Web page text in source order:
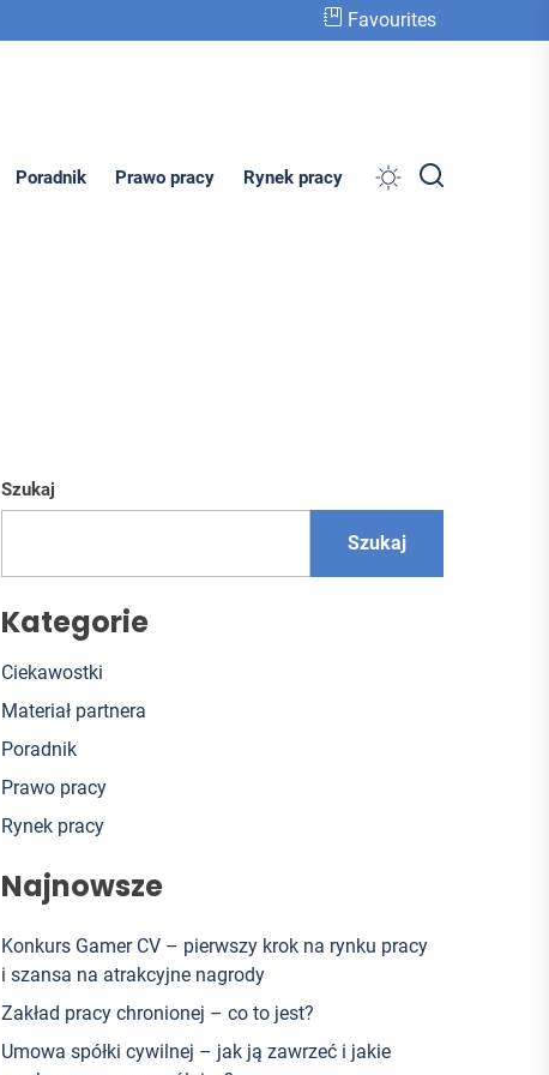
Favourites
Poradnik Prawo pracy Rynek pracy Search
Szukaj
Szukaj
Kategorie
Ciekawostki
Materiał partnera
Poradnik
Prawo pracy
Rynek pracy
Najnowsze
Konkurs Gamer CV – pierwszy krok na rynku pracy
i szansa na atrakcyjne nagrody
Zakład pracy chronionej – co to jest?
Umowa spółki cywilnej – jak ją zawrzeć i jakie